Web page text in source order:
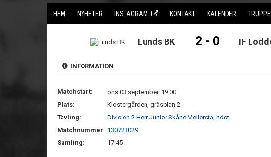
HEM NYHETER INSTAGRAM KONTAKT KALENDER
Lunds BK 2 - 0 IF
INFORMATION
Matchstart:
ons 03 september, 19:00
Plats:
Klostergården, gräsplan 2
Tävling:
Division 2 Herr Junior Skåne Mellersta, höst
Matchnummer: 130723029
Samling:
17:45